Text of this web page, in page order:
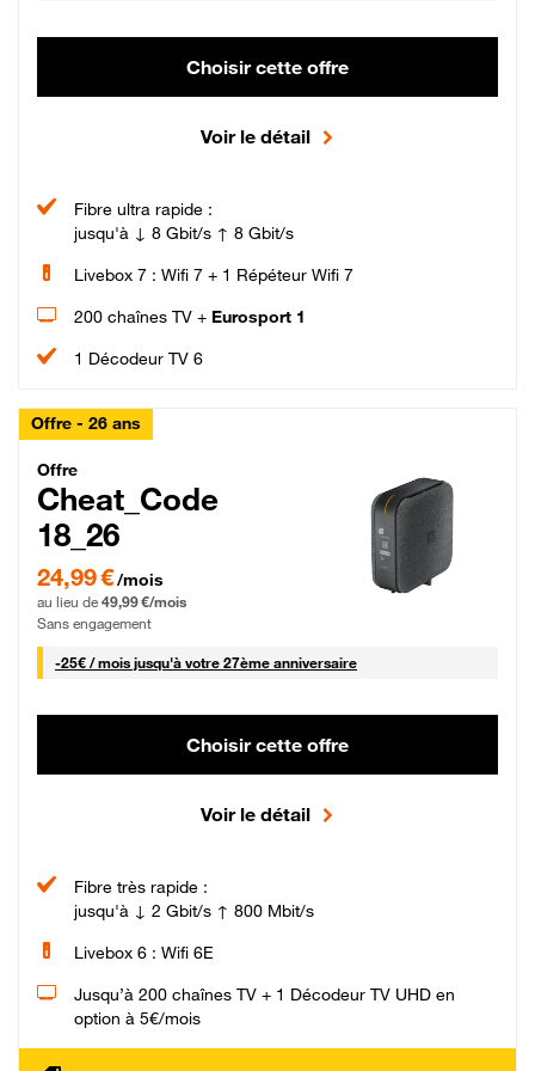
Choisir cette offre
Voir le détail
Fibre ultra rapide :
jusqu'à ↓ 8 Gbit/s ↑ 8 Gbit/s
Livebox 7 : Wifi 7 + 1 Répéteur Wifi 7
200 chaînes TV + Eurosport 1
1 Décodeur TV 6
Offre - 26 ans
Cheat_Code Fibre_18_26
Offre
Cheat_Code
18_26
24,99 € par mois pendant 0 mois puis 49,99 € par mois, Sans engagement
24,99 €/mois
au lieu de 49,99 €/mois
Sans engagement
-25€ / mois25 € par mois
jusqu'à votre 27ème anniversaire
Choisir cette offre
Voir le détail
Fibre très rapide :
jusqu'à ↓ 2 Gbit/s ↑ 800 Mbit/s
Livebox 6 : Wifi 6E
Jusqu’à 200 chaînes TV + 1 Décodeur TV UHD en
option à 5€/mois